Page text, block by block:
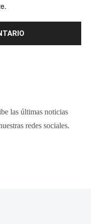
las últimas noticias
redes sociales.